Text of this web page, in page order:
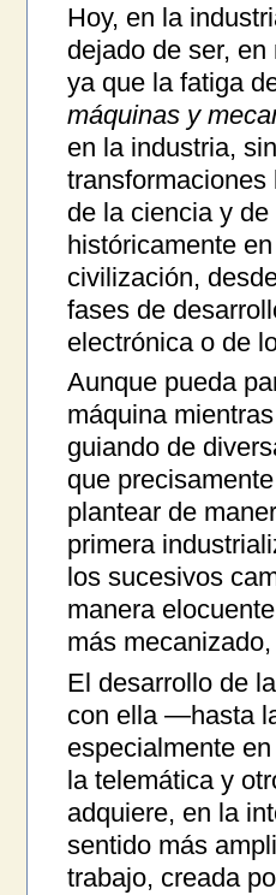
Hoy, en la
dejado de ser,
ya que la fatiga
máquinas y
en la industria,
de la ciencia y
históricamente
civilización,
fases de
electrónica o de
Aunque pueda
máquina
guiando de
que
plantear de
primera
los sucesivos
manera
más mecanizado,
El desarrollo de
con ella —hasta
especialmente
la telemática y
adquiere, en la
sentido más
trabajo, creada